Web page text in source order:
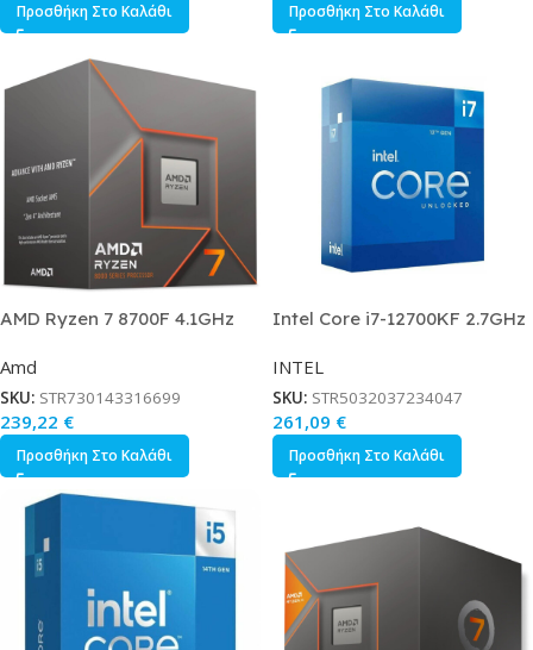
Προσθήκη Στο Καλάθι Προσθήκη Στο Καλάθι
AMD Ryzen 7 8700F 4.1GHz
Socket AM5 σε Κουτί με
Ψύκτρα
Amd
SKU: STR730143316699
239,22 €
Προσθήκη Στο Καλάθι
Intel Core i7-12700KF 2.7GHz
Socket 1700 σε Κουτί
INTEL
SKU: STR5032037234047
261,09 €
Προσθήκη Στο Καλάθι